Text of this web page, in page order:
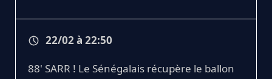
22/02 à 22:50
88' SARR ! Le Sénégalais récupère le ballon